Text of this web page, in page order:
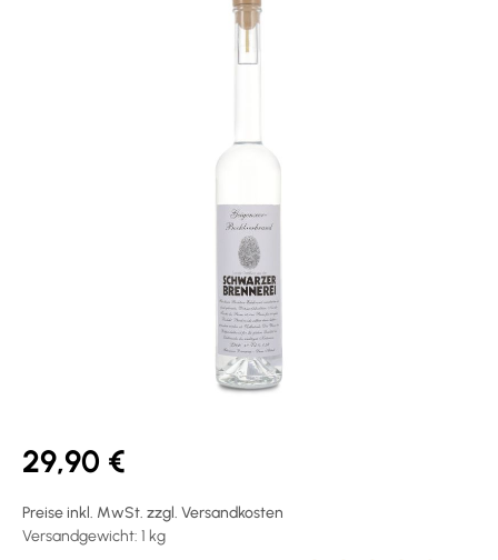
29,90 €
Preise inkl. MwSt. zzgl. Versandkosten
Versandgewicht: 1 kg